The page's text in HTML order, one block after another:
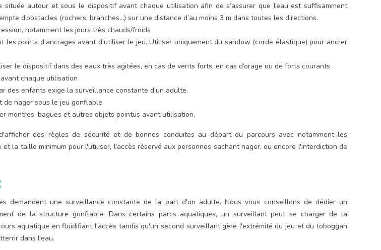
située autour et sous le dispositif avant chaque utilisation afin de s’assurer que l’eau est suffisamment
d’obstacles (rochers, branches...) sur une distance d’au moins 3 m dans toutes les directions.
notamment les jours très chauds/froids
les points d’ancrages avant d’utiliser le jeu. Utiliser uniquement du sandow (corde élastique) pour ancrer
le dispositif dans des eaux très agitées, en cas de vents forts, en cas d’orage ou de forts courants
chaque utilisation
des enfants exige la surveillance constante d’un adulte.
nager sous le jeu gonflable
montres, bagues et autres objets pointus avant utilisation.
des règles de sécurité et de bonnes conduites au départ du parcours avec notamment les
la taille minimum pour l'utiliser, l'accès réservé aux personnes sachant nager, ou encore l'interdiction de
demandent une surveillance constante de la part d'un adulte. Nous vous conseillons de dédier un
de la structure gonflable. Dans certains parcs aquatiques, un surveillant peut se charger de la
aquatique en fluidifiant l'accès tandis qu'un second surveillant gère l'extrémité du jeu et du toboggan
dans l'eau.